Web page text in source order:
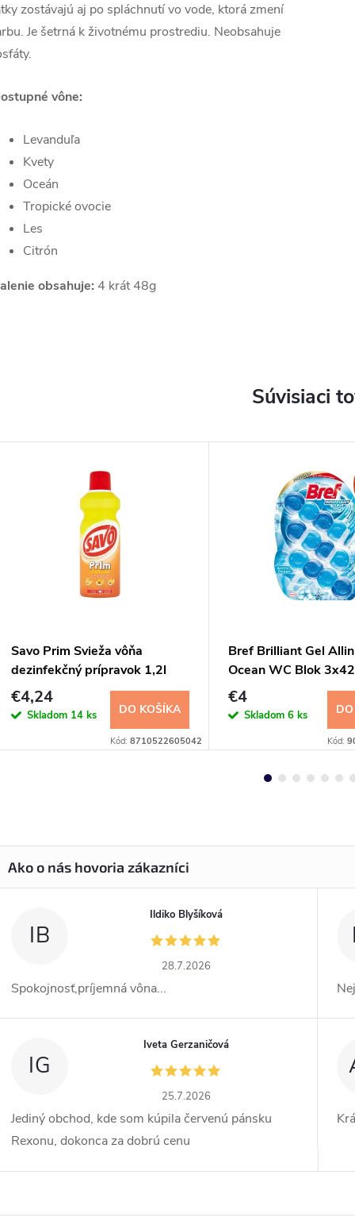
zostávajú aj po spláchnutí vo vode, ktorá zmení
Je šetrná k životnému prostrediu. Neobsahuje
vône:
Levanduľa
Kvety
Oceán
Tropické ovocie
Les
Citrón
obsahuje: 4 krát 48g
Súvisiaci
Savo Prim Svieža vôňa
dezinfekčný prípravok 1,2l
€4,24
Skladom 14 ks DO KOŠÍKA
Kód: 8710522605042
Bref Brilliant Gel
Ocean WC Blok
€4
Skladom 6 ks
Kód:
IB
Ildiko Blyšíková
28.7.2026
Spokojnosť,príjemná vôna...
IG
Iveta Gerzaničová
25.7.2026
Jediný obchod, kde som kúpila červenú pánsku
Rexonu, dokonca za dobrú cenu